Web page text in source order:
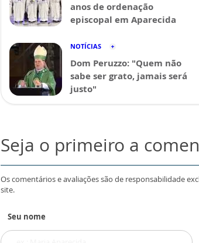
anos de ordenação
episcopal em Aparecida
NOTÍCIAS
Dom Peruzzo: "Quem não
sabe ser grato, jamais será
justo"
Seja o primeiro a
Os comentários e avaliações são de responsabilidade
site.
Seu nome